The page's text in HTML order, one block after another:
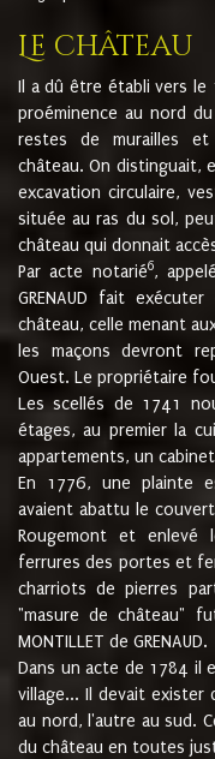
Le château
Il a dû être établi vers le
proéminence au nord
restes de murailles et
château. On distinguait,
excavation circulaire,
située au ras du sol,
château qui donnait
Par acte notarié6,
GRENAUD fait
château, celle menant
les maçons devront
Ouest. Le propriétaire
Les scellés de 1741
étages, au premier la
appartements, un
En 1776, une plainte
avaient abattu le
Rougemont et enlevé
ferrures des portes et
charriots de pierres
"masure de château"
MONTILLET de GRENAUD.
Dans un acte de 1784 il
village... Il devait exister
au nord, l'autre au sud.
du château en toutes